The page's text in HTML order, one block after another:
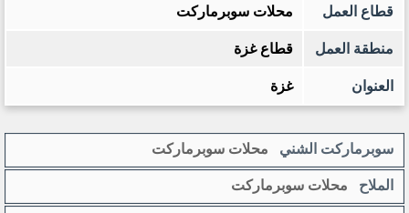
قطاع العمل محلات سوبرماركت
منطقة العمل قطاع غزة
العنوان غزة
سوبرماركت الشني محلات سوبرماركت
الملاح محلات سوبرماركت